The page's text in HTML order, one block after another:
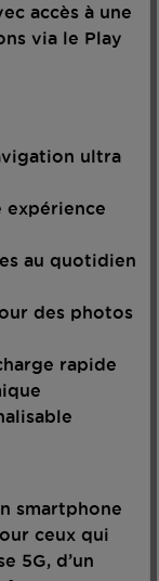
accès à une
via le Play
ultra
expérience
au quotidien
des photos
rapide
smartphone
ceux qui
5G, d’un